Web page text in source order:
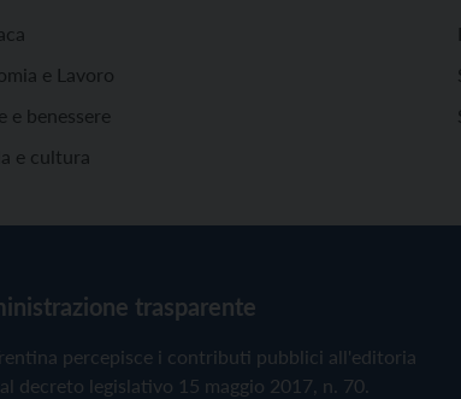
e Lavoro
e benessere
e cultura
trasparente
percepisce i contributi pubblici all'editoria
decreto legislativo 15 maggio 2017, n. 70.